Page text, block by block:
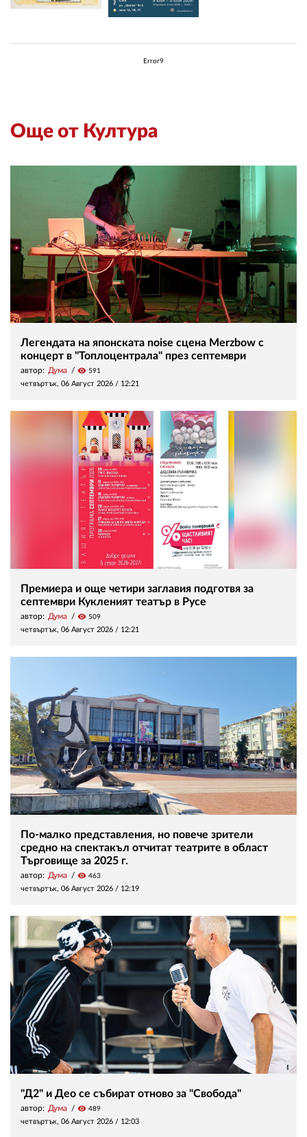
Error9
Още от Култура
Легендата на японската noise сцена Merzbow с
концерт в "Топлоцентрала" през септември
автор: Дума visibility 591
четвъртък, 06 Август 2026 / 12:21
Премиера и още четири заглавия подготвя за
септември Кукленият театър в Русе
автор: Дума visibility 509
четвъртък, 06 Август 2026 / 12:21
По-малко представления, но повече зрители
средно на спектакъл отчитат театрите в област
Търговище за 2025 г.
автор: Дума visibility 463
четвъртък, 06 Август 2026 / 12:19
"Д2" и Део се събират отново за "Свобода"
автор: Дума visibility 489
четвъртък, 06 Август 2026 / 12:03